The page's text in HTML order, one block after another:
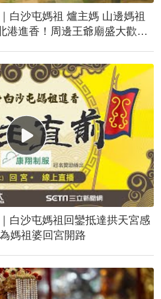
白沙屯媽祖 爐主媽 山邊媽祖
港進香！周邊王爺廟盛大歡
白沙屯媽祖回鑾抵達拱天宮感
媽祖婆回宮開路